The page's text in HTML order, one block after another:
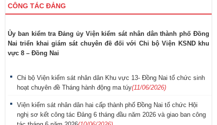
CÔNG TÁC ĐẢNG
Ủy ban kiểm tra Đảng ủy Viện kiểm sát nhân dân thành phố Đồng
Nai triển khai giám sát chuyên đề đối với Chi bộ Viện KSND khu
vực 8 – Đồng Nai
Chi bộ Viện kiểm sát nhân dân Khu vực 13- Đồng Nai tổ chức sinh
hoạt chuyên đề Tháng hành động ma túy(11/06/2026)
Viện kiểm sát nhân dân hai cấp thành phố Đồng Nai tổ chức Hội
nghị sơ kết công tác Đảng 6 tháng đầu năm 2026 và giao ban công